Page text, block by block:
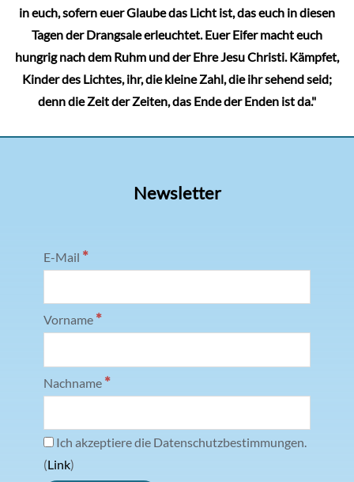
in euch, sofern euer Glaube das Licht ist, das euch in diesen
Tagen der Drangsale erleuchtet. Euer Eifer macht euch
hungrig nach dem Ruhm und der Ehre Jesu Christi. Kämpfet,
Kinder des Lichtes, ihr, die kleine Zahl, die ihr sehend seid;
denn die Zeit der Zeiten, das Ende der Enden ist da."
Newsletter
E-Mail *
Vorname *
Nachname *
Ich akzeptiere die Datenschutzbestimmungen.
(Link)